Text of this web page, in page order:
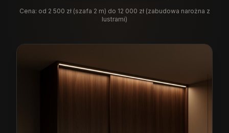
Cena: od 2 500 zł (szafa 2 m) do 12 000 zł (zabudowa narożna z
lustrami)